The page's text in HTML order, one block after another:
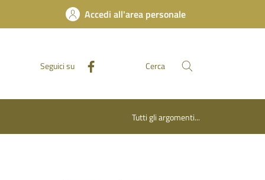
Accedi all'area personale
Seguici su Cerca
Tutti gli argomenti...